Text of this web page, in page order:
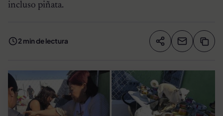
incluso piñata.
2 min de lectura Compartir